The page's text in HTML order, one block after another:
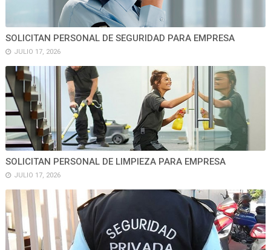
SOLICITAN PERSONAL DE SEGURIDAD PARA EMPRESA
JULIO 17, 2026
SOLICITAN PERSONAL DE LIMPIEZA PARA EMPRESA
JULIO 17, 2026